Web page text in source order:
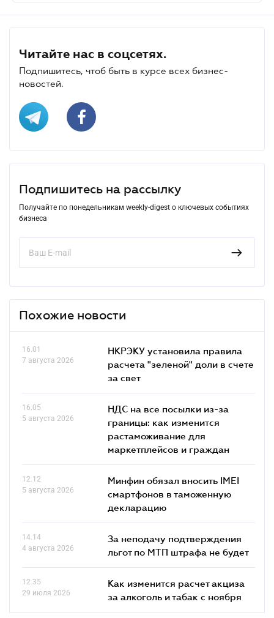
Читайте нас в соцсетях.
Подпишитесь, чтоб быть в курсе всех бизнес-
новостей.
Подпишитесь на рассылку
Получайте по понедельникам weekly-digest о ключевых событиях
бизнеса
Похожие новости
16.01
7 августа 2026
НКРЭКУ установила правила
расчета "зеленой" доли в счете
за свет
16.05
5 августа 2026
НДС на все посылки из-за
границы: как изменится
растаможивание для
маркетплейсов и граждан
12.12
5 августа 2026
Минфин обязал вносить IMEI
смартфонов в таможенную
декларацию
14.14
4 августа 2026
За неподачу подтверждения
льгот по МТП штрафа не будет
12.35
29 июля 2026
Как изменится расчет акциза
за алкоголь и табак с ноября